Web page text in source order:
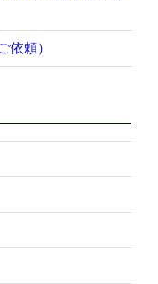
頼）